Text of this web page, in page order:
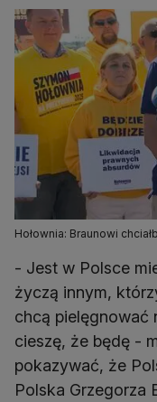
Hołownia: Braunowi
- Jest w Polsce
życzą innym,
chcą pielęgnować
cieszę, że będę -
pokazywać, że
Polska Grzegorza